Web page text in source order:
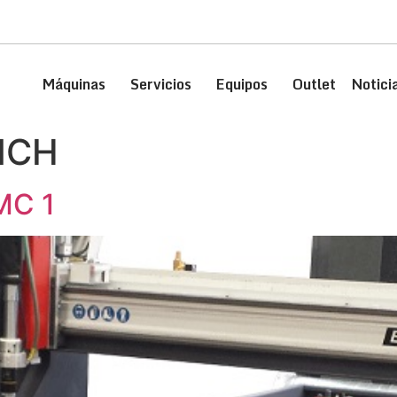
Máquinas Servicios Equipos Outlet
1